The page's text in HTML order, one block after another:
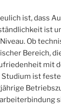
ist, dass
ist
Ob
Bereich,
mit
Studium ist